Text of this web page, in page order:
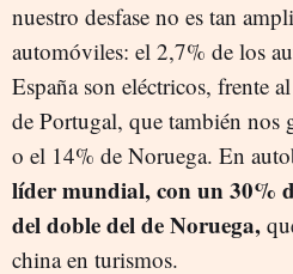
nuestro desfase no es tan
automóviles: el 2,7% de los
España son eléctricos, frente
de Portugal, que también nos
o el 14% de Noruega. En
líder mundial, con un 30%
del doble del de Noruega,
china en turismos.